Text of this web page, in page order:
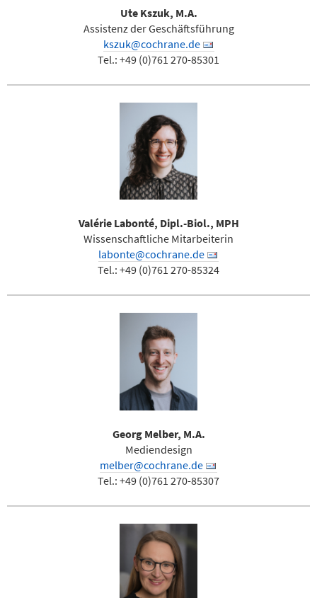
Ute Kszuk, M.A.
Assistenz der Geschäftsführung
kszuk@cochrane.de
Tel.: +49 (0)761 270-85301
Valérie Labonté, Dipl.-Biol., MPH
Wissenschaftliche Mitarbeiterin
labonte@cochrane.de
Tel.: +49 (0)761 270-85324
Georg Melber, M.A.
Mediendesign
melber@cochrane.de
Tel.: +49 (0)761 270-85307